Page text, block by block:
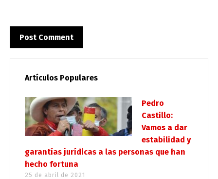
Artículos Populares
Pedro
Castillo:
Vamos a dar
estabilidad y
garantías jurídicas a las personas que han
hecho fortuna
25 de abril de 2021